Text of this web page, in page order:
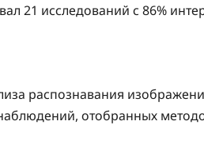
21 исследований с 86%
распознавания
отобранных